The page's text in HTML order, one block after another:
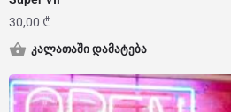
30,00 ₾
კალათაში დამატება